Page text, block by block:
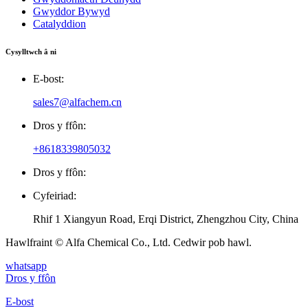
Gwyddor Bywyd
Catalyddion
Cysylltwch â ni
E-bost:
sales7@alfachem.cn
Dros y ffôn:
+8618339805032
Dros y ffôn:
Cyfeiriad:
Rhif 1 Xiangyun Road, Erqi District, Zhengzhou City, China
Hawlfraint © Alfa Chemical Co., Ltd. Cedwir pob hawl.
whatsapp
Dros y ffôn
E-bost